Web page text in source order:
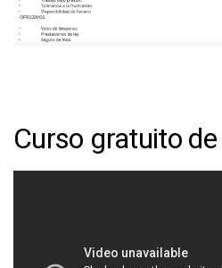
Curso gratuito